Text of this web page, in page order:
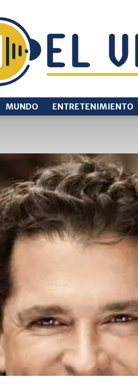
MUNDO ENTRETENIMIENTO